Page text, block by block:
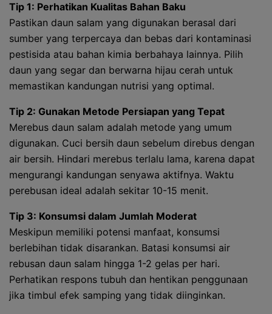
Tip 1: Perhatikan Kualitas Bahan Baku
Pastikan daun salam yang digunakan berasal dari
sumber yang terpercaya dan bebas dari kontaminasi
pestisida atau bahan kimia berbahaya lainnya. Pilih
daun yang segar dan berwarna hijau cerah untuk
memastikan kandungan nutrisi yang optimal.
Tip 2: Gunakan Metode Persiapan yang Tepat
Merebus daun salam adalah metode yang umum
digunakan. Cuci bersih daun sebelum direbus dengan
air bersih. Hindari merebus terlalu lama, karena dapat
mengurangi kandungan senyawa aktifnya. Waktu
perebusan ideal adalah sekitar 10-15 menit.
Tip 3: Konsumsi dalam Jumlah Moderat
Meskipun memiliki potensi manfaat, konsumsi
berlebihan tidak disarankan. Batasi konsumsi air
rebusan daun salam hingga 1-2 gelas per hari.
Perhatikan respons tubuh dan hentikan penggunaan
jika timbul efek samping yang tidak diinginkan.